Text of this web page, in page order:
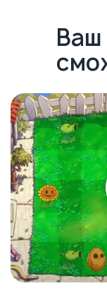
Ваш
Формат
Формат